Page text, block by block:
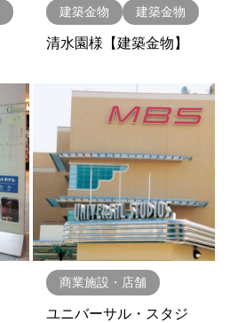
建築金物 建築金物
清水園様【建築金物】
商業施設・店舗
ユニバーサル・スタジ